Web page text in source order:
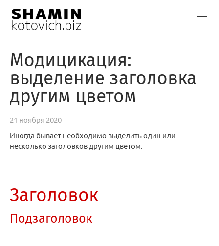
Модицикация:
выделение заголовка
другим цветом
21 ноября 2020
Иногда бывает необходимо выделить один или
несколько заголовков другим цветом.
Заголовок
Подзаголовок